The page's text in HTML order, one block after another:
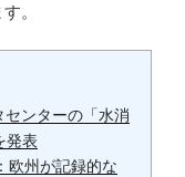
。
ンターの「水消
発表
欧州が記録的な